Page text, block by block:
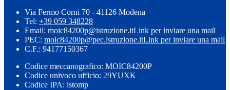
Via Fermo Corni 70 - 41126 Modena
Tel: +39 059 348228
Email: moic84200p@istruzione.itLink per inviare una mail
PEC: moic84200p@pec.istruzione.itLink per inviare una mail
C.F.: 94177150367
Codice meccanografico: MOIC84200P
Codice univoco ufficio: 29YUXK
Codice IPA: istomp